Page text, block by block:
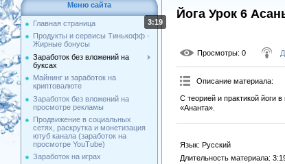
Меню сайта
Главная страница
Продукты и сервисы Тинькофф -
Жирные бонусы
Заработок без вложений на
буксах
Майнинг и заработок на
криптовалюте
Заработок без вложений на
просмотре рекламы
Продвижение в социальных
сетях, раскрутка и монетизация
ютуб канала (заработок на
просмотре YouTube)
Заработок на играх
Йога Урок 6
3:19
Просмотры: 0
Описание материала:
С теорией и практикой йоги
«Ананта».
Язык: Русский
Длительность материала: